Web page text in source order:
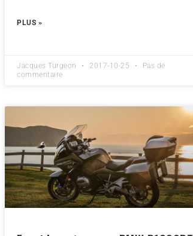
PLUS »
Jacques Turgeon 2017-10-25
Pas de
commentaire